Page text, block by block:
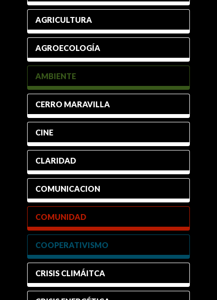
AGRICULTURA
AGROECOLOGÍA
AMBIENTE
CERRO MARAVILLA
CINE
CLARIDAD
COMUNICACION
COMUNIDAD
COOPERATIVISMO
CRISIS CLIMÁITCA